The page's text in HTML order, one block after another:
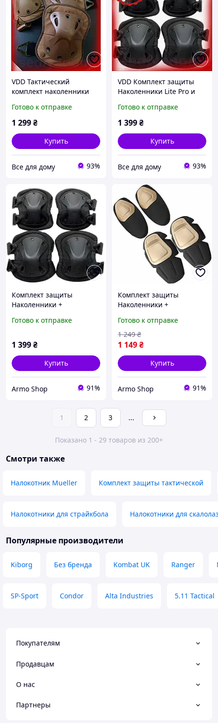
VDD Тактический
комплект наколенники
ударопрочного пластика
для защиты суставов
Готово к отправке
1 299₴
Купить
Все для дому 93%
VDD Комплект защиты
Наколенники Lite Pro и
ударопрочного пластика
Черный защита суставов
Готово к отправке
1 399₴
Купить
Все для дому 93%
Комплект защиты
Наколенники +
ударопрочного пластика
Готово к отправке
1 399₴
Купить
Armo Shop 91%
Комплект защиты
Наколенники +
ударопрочного пластика
(Коричневый)
Готово к отправке
1 149₴
1 249 ₴
Купить
Armo Shop 91%
1 2 3 ...
Показано 1 - 29 товаров из 200+
Смотри также
Налокотник Mueller Комплект защиты тактической
Налокотники для страйкбола Налокотники для
Популярные производители
Kiborg Без бренда Kombat UK Ranger
SP-Sport Condor Alta Industries 5.11 Tactical
Покупателям
Продавцам
О нас
Партнеры